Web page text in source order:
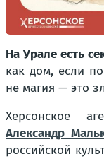
На Урале есть
как дом, если
не магия — это
Херсонское
Александр
российской